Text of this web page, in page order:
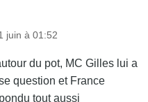
juin à 01:52
du pot, MC Gilles lui a
question et France
tout aussi